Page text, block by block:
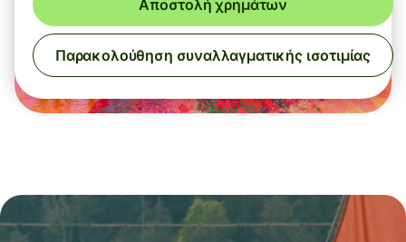
Αποστολή χρημάτων
Παρακολούθηση συναλλαγματικής ισοτιμίας